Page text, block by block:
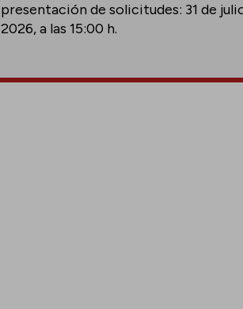
presentación de solicitudes: 31 de
2026, a las 15:00 h.